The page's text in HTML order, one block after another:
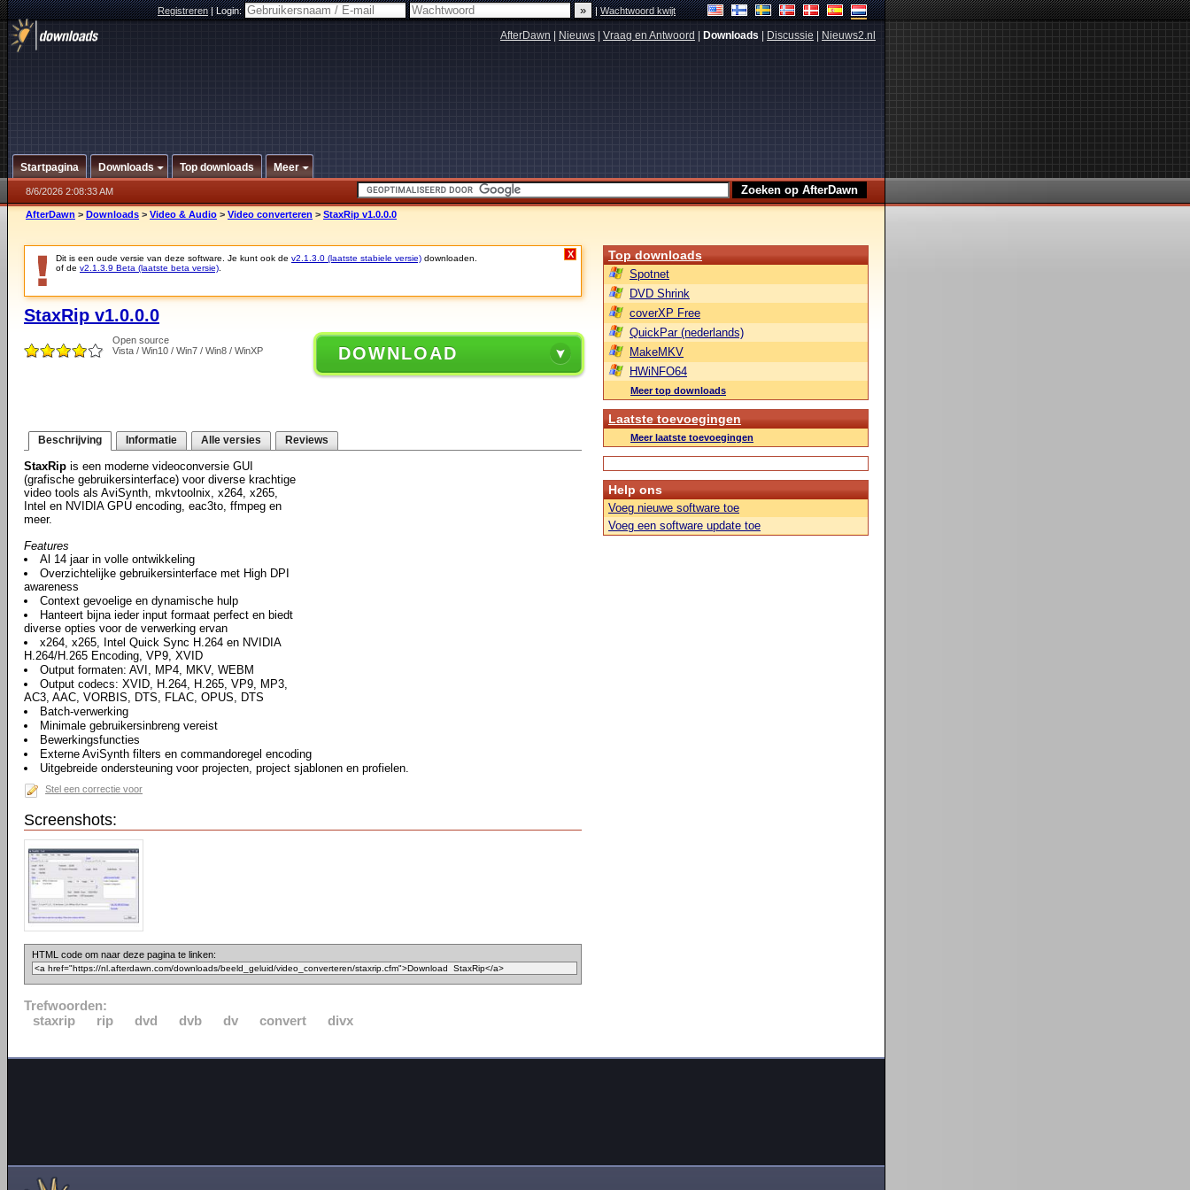
Registreren|Login: |Wachtwoord kwijt
AfterDawn Nieuws Vraag en Antwoord Downloads Discussie Nieuws2.nl
Startpagina Downloads Top downloads Meer
8/6/2026 2:08:33 AM
AfterDawn > Downloads > Video & Audio > Video converteren > StaxRip v1.0.0.0
Dit is een oude versie van deze software. Je kunt ook de v2.1.3.0 (laatste stabiele versie) downloaden.
of de v2.1.3.9 Beta (laatste beta versie)
X
StaxRip v1.0.0.0
Open source
Vista / Win10 / Win7 / Win8 / WinXP
DOWNLOAD
Beschrijving Informatie Alle versies Reviews
StaxRip is een moderne videoconversie GUI
(grafische gebruikersinterface) voor diverse krachtige
video tools als AviSynth, mkvtoolnix, x264, x265,
Intel en NVIDIA GPU encoding, eac3to, ffmpeg en
meer.
Features
Al 14 jaar in volle ontwikkeling
Overzichtelijke gebruikersinterface met High DPI
awareness
Context gevoelige en dynamische hulp
Hanteert bijna ieder input formaat perfect en biedt
diverse opties voor de verwerking ervan
x264, x265, Intel Quick Sync H.264 en NVIDIA
H.264/H.265 Encoding, VP9, XVID
Output formaten: AVI, MP4, MKV, WEBM
Output codecs: XVID, H.264, H.265, VP9, MP3,
AC3, AAC, VORBIS, DTS, FLAC, OPUS, DTS
Batch-verwerking
Minimale gebruikersinbreng vereist
Bewerkingsfuncties
Externe AviSynth filters en commandoregel encoding
Uitgebreide ondersteuning voor projecten, project sjablonen en profielen.
Stel een correctie voor
Screenshots:
HTML code om naar deze pagina te linken:
Trefwoorden:
staxrip
rip dvd dvb dv convert divx
Top downloads
Spotnet
DVD Shrink
coverXP Free
QuickPar (nederlands)
MakeMKV
HWiNFO64
Meer top downloads
Laatste toevoegingen
Meer laatste toevoegingen
Help ons
Voeg nieuwe software toe
Voeg een software update toe